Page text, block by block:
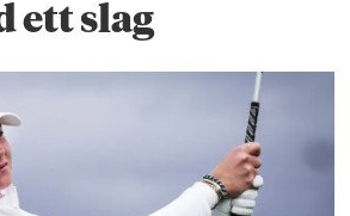
ett slag